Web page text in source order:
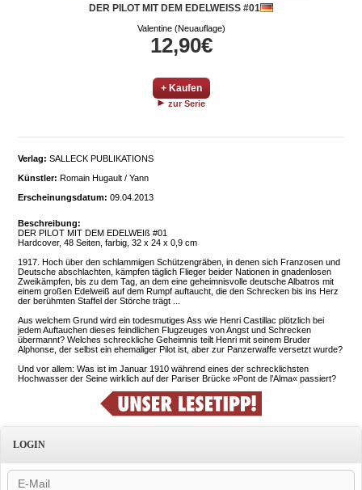
DER PILOT MIT DEM EDELWEISS #01
Valentine (Neuauflage)
12,90€
+ Kaufen
zur Serie
Verlag: SALLECK PUBLIKATIONS
Künstler: Romain Hugault / Yann
Erscheinungsdatum: 09.04.2013
Beschreibung:
DER PILOT MIT DEM EDELWEIß #01
Hardcover, 48 Seiten, farbig, 32 x 24 x 0,9 cm
1917. Hoch über den schlammigen Schützengräben, in denen sich Franzosen und
Deutsche abschlachten, kämpfen täglich Flieger beider Nationen in gnadenlosen
Zweikämpfen, bis zu dem Tag, an dem eine geheimnisvolle deutsche Albatros mit
einem großen Edelweiß auf dem Rumpf auftaucht, die den Schrecken bis ins Herz
der berühmten Staffel der Störche trägt ...
Aus welchem Grund wird ein todesmutiges Ass wie Henri Castillac plötzlich bei
jedem Auftauchen dieses feindlichen Flugzeuges von Angst und Schrecken
übermannt? Welches schreckliche Geheimnis teilt Henri mit seinem Bruder
Alphonse, der selbst ein ehemaliger Pilot ist, aber zur Panzerwaffe versetzt wurde?
Und vor allem: Was ist im Januar 1910 während eines der schrecklichsten
Hochwasser der Seine wirklich auf der Pariser Brücke »Pont de l’Alma« passiert?
LOGIN